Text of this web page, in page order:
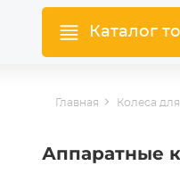
Каталог
Главная Колеса
Аппаратные